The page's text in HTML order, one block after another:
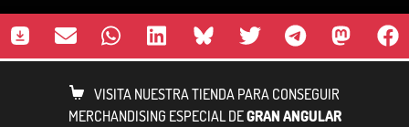
VISITA NUESTRA TIENDA PARA CONSEGUIR
MERCHANDISING ESPECIAL DEGRAN ANGULAR